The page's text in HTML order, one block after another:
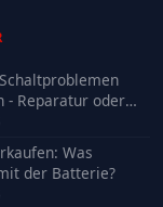
- Reparatur oder
Was
der Batterie?